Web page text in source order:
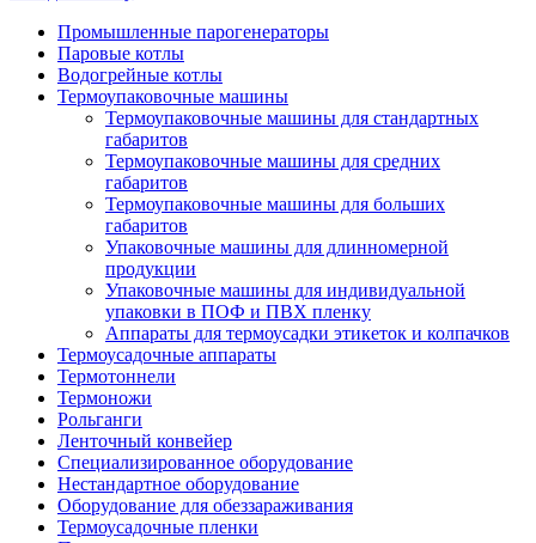
Промышленные парогенераторы
Паровые котлы
Водогрейные котлы
Термоупаковочные машины
Термоупаковочные машины для стандартных
габаритов
Термоупаковочные машины для средних
габаритов
Термоупаковочные машины для больших
габаритов
Упаковочные машины для длинномерной
продукции
Упаковочные машины для индивидуальной
упаковки в ПОФ и ПВХ пленку
Аппараты для термоусадки этикеток и колпачков
Термоусадочные аппараты
Термотоннели
Термоножи
Рольганги
Ленточный конвейер
Специализированное оборудование
Нестандартное оборудование
Оборудование для обеззараживания
Термоусадочные пленки